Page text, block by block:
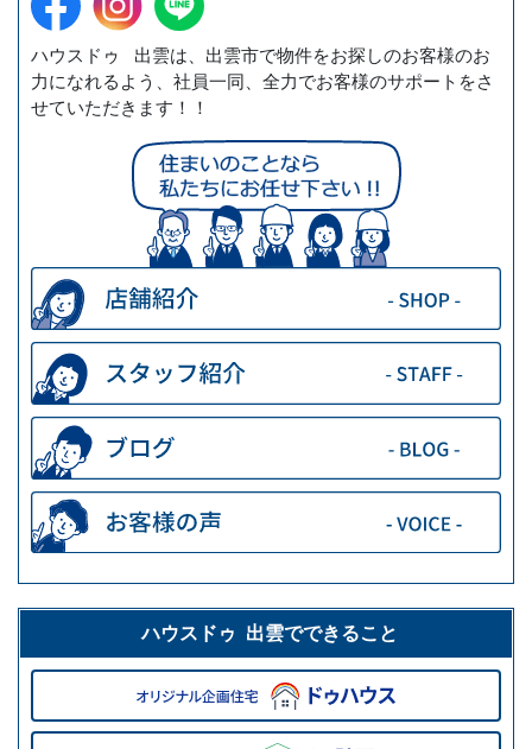
ハウスドゥ 出雲は、出雲市で物件をお探しのお客様のお
力になれるよう、社員一同、全力でお客様のサポートをさ
せていただきます！！
ハウスドゥ 出雲でできること